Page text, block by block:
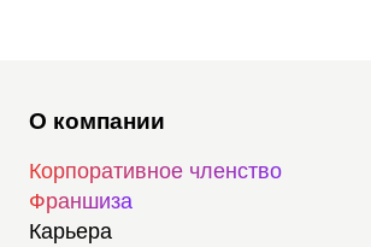
О компании
Корпоративное членство
Франшиза
Карьера